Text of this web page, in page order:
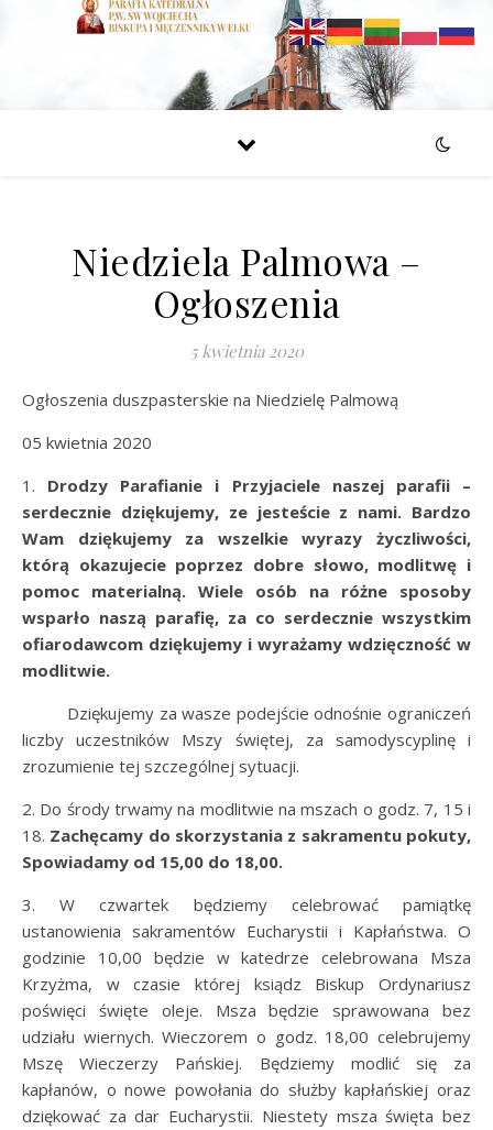
Niedziela Palmowa –
Ogłoszenia
5 kwietnia 2020
Ogłoszenia duszpasterskie na Niedzielę Palmową
05 kwietnia 2020
1. Drodzy Parafianie i Przyjaciele naszej parafii –
serdecznie dziękujemy, ze jesteście z nami. Bardzo
Wam dziękujemy za wszelkie wyrazy życzliwości,
którą okazujecie poprzez dobre słowo, modlitwę i
pomoc materialną. Wiele osób na różne sposoby
wsparło naszą parafię, za co serdecznie wszystkim
ofiarodawcom dziękujemy i wyrażamy wdzięczność w
modlitwie.
Dziękujemy za wasze podejście odnośnie ograniczeń
liczby uczestników Mszy świętej, za samodyscyplinę i
zrozumienie tej szczególnej sytuacji.
2. Do środy trwamy na modlitwie na mszach o godz. 7, 15 i
18. Zachęcamy do skorzystania z sakramentu pokuty,
Spowiadamy od 15,00 do 18,00.
3. W czwartek będziemy celebrować pamiątkę
ustanowienia sakramentów Eucharystii i Kapłaństwa. O
godzinie 10,00 będzie w katedrze celebrowana Msza
Krzyżma, w czasie której ksiądz Biskup Ordynariusz
poświęci święte oleje. Msza będzie sprawowana bez
udziału wiernych. Wieczorem o godz. 18,00 celebrujemy
Mszę Wieczerzy Pańskiej. Będziemy modlić się za
kapłanów, o nowe powołania do służby kapłańskiej oraz
dziękować za dar Eucharystii. Niestety msza święta bez